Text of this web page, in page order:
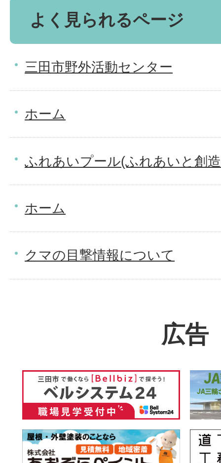
よく見られるページ
三田市野外活動センター
ホーム
ふれあいプール(ふれあいと創
ホーム
クマの目撃情報について
広告